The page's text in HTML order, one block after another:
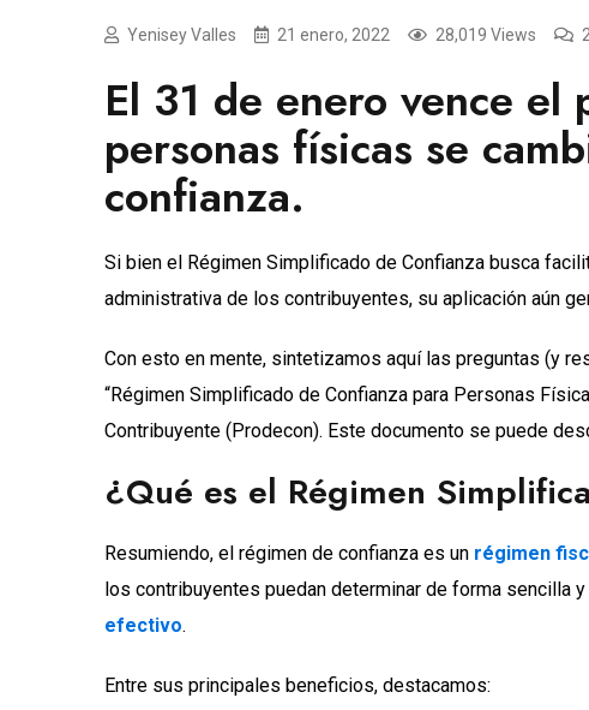
Yenisey Valles 21 enero, 2022 28,019 Views
El 31 de enero vence el
personas físicas se
confianza.
Si bien el Régimen Simplificado de Confianza busca
administrativa de los contribuyentes, su aplicación aún
Con esto en mente, sintetizamos aquí las preguntas (y
“Régimen Simplificado de Confianza para Personas
Contribuyente (Prodecon). Este documento se puede
¿Qué es el Régimen
Resumiendo, el régimen de confianza es un régimen
los contribuyentes puedan determinar de forma sencilla
efectivo.
Entre sus principales beneficios, destacamos: